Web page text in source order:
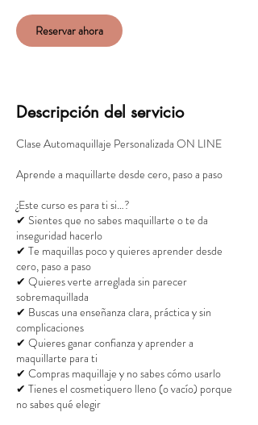
Reservar ahora
Descripción del servicio
Clase Automaquillaje Personalizada ON LINE
Aprende a maquillarte desde cero, paso a paso
¿Este curso es para ti si…?
✔ Sientes que no sabes maquillarte o te da
inseguridad hacerlo
✔ Te maquillas poco y quieres aprender desde
cero, paso a paso
✔ Quieres verte arreglada sin parecer
sobremaquillada
✔ Buscas una enseñanza clara, práctica y sin
complicaciones
✔ Quieres ganar confianza y aprender a
maquillarte para ti
✔ Compras maquillaje y no sabes cómo usarlo
✔ Tienes el cosmetiquero lleno (o vacío) porque
no sabes qué elegir